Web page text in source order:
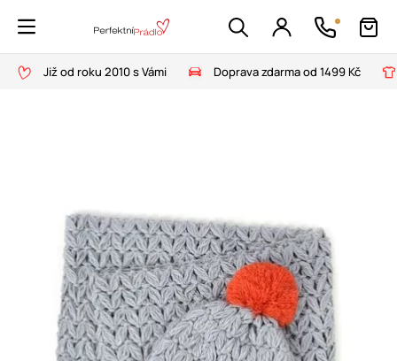
Již od roku 2010 s Vámi Doprava zdarma od 1499 Kč